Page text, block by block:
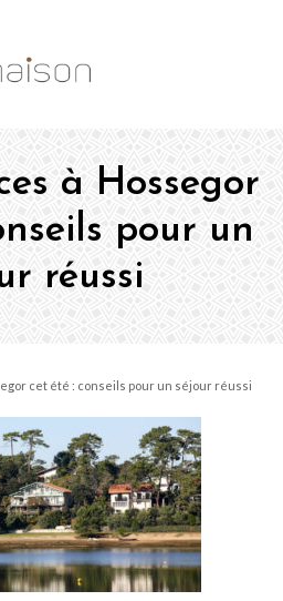
à Hossegor
pour un
réussi
cet été : conseils pour un séjour réussi